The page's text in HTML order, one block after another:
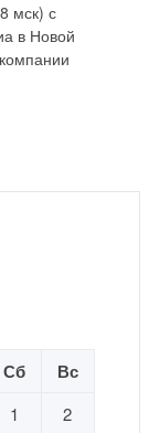
мск) с
в Новой
Сб Вс
1
2